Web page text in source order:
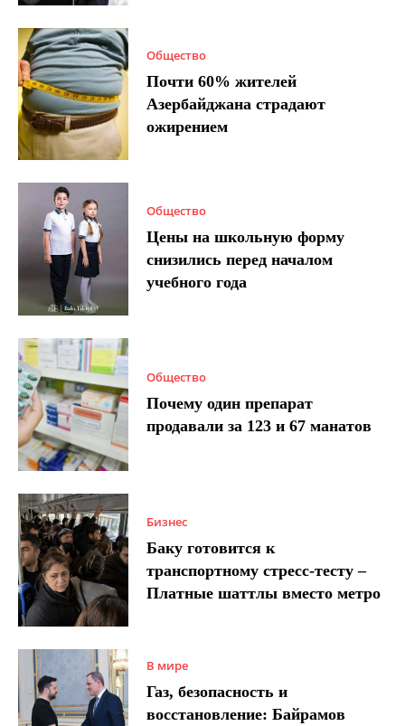
Общество
Почти 60% жителей
Азербайджана страдают
ожирением
Общество
Цены на школьную форму
снизились перед началом
учебного года
Общество
Почему один препарат
продавали за 123 и 67 манатов
Бизнес
Баку готовится к
транспортному стресс-тесту –
Платные шаттлы вместо метро
В мире
Газ, безопасность и
восстановление: Байрамов